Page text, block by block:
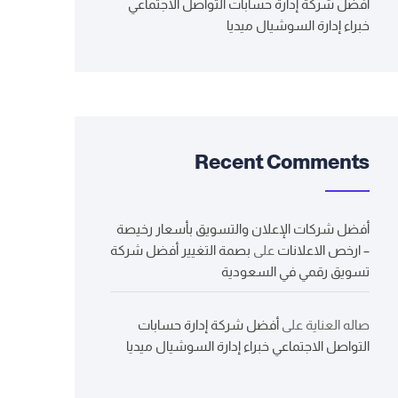
أفضل شركة إدارة حسابات التواصل الاجتماعي
خبراء إدارة السوشيال ميديا
Recent Comments
أفضل شركات الإعلان والتسويق بأسعار رخيصة
– ارخص الاعلانات على بصمة التغيير أفضل شركة
تسويق رقمي في السعودية
صاله العناية على أفضل شركة إدارة حسابات
التواصل الاجتماعي خبراء إدارة السوشيال ميديا